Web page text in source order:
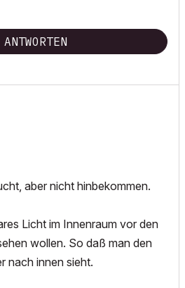
ANTWORTEN
aber nicht hinbekommen.
Licht im Innenraum vor den
wollen. So daß man den
nach innen sieht.